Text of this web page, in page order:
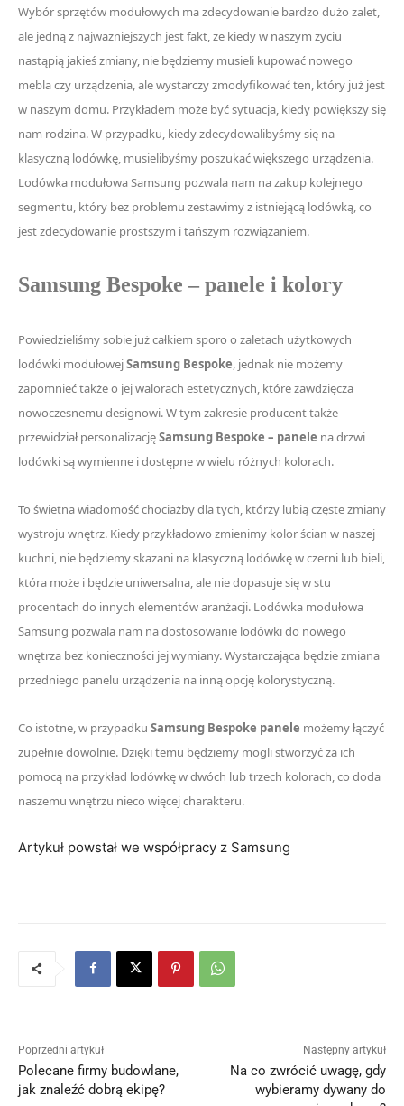
Wybór sprzętów modułowych ma zdecydowanie bardzo dużo zalet,
ale jedną z najważniejszych jest fakt, że kiedy w naszym życiu
nastąpią jakieś zmiany, nie będziemy musieli kupować nowego
mebla czy urządzenia, ale wystarczy zmodyfikować ten, który już jest
w naszym domu. Przykładem może być sytuacja, kiedy powiększy się
nam rodzina. W przypadku, kiedy zdecydowalibyśmy się na
klasyczną lodówkę, musielibyśmy poszukać większego urządzenia.
Lodówka modułowa Samsung pozwala nam na zakup kolejnego
segmentu, który bez problemu zestawimy z istniejącą lodówką, co
jest zdecydowanie prostszym i tańszym rozwiązaniem.
Samsung Bespoke – panele i kolory
Powiedzieliśmy sobie już całkiem sporo o zaletach użytkowych
lodówki modułowejSamsung Bespoke, jednak nie możemy
zapomnieć także o jej walorach estetycznych, które zawdzięcza
nowoczesnemu designowi. W tym zakresie producent także
przewidział personalizacjęSamsung Bespoke – panele na drzwi
lodówki są wymienne i dostępne w wielu różnych kolorach.
To świetna wiadomość chociażby dla tych, którzy lubią częste zmiany
wystroju wnętrz. Kiedy przykładowo zmienimy kolor ścian w naszej
kuchni, nie będziemy skazani na klasyczną lodówkę w czerni lub bieli,
która może i będzie uniwersalna, ale nie dopasuje się w stu
procentach do innych elementów aranżacji. Lodówka modułowa
Samsung pozwala nam na dostosowanie lodówki do nowego
wnętrza bez konieczności jej wymiany. Wystarczająca będzie zmiana
przedniego panelu urządzenia na inną opcję kolorystyczną.
Co istotne, w przypadku Samsung Bespoke panele możemy łączyć
zupełnie dowolnie. Dzięki temu będziemy mogli stworzyć za ich
pomocą na przykład lodówkę w dwóch lub trzech kolorach, co doda
naszemu wnętrzu nieco więcej charakteru.
Artykuł powstał we współpracy z Samsung
Poprzedni artykuł
Polecane firmy budowlane,
jak znaleźć dobrą ekipę?
Następny artykuł
Na co zwrócić uwagę, gdy
wybieramy dywany do